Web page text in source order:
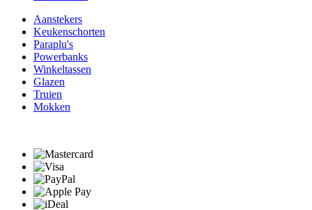
Aanstekers
Keukenschorten
Paraplu's
Powerbanks
Winkeltassen
Glazen
Truien
Mokken